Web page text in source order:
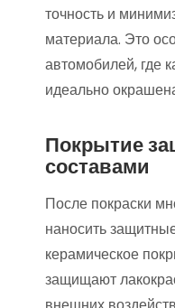
точность и
материала. Это
автомобилей, где
идеально
Покрытие
составами
После покраски
наносить
керамическое
защищают